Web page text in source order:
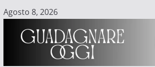
Vai
contenuto
Agosto 8, 2026